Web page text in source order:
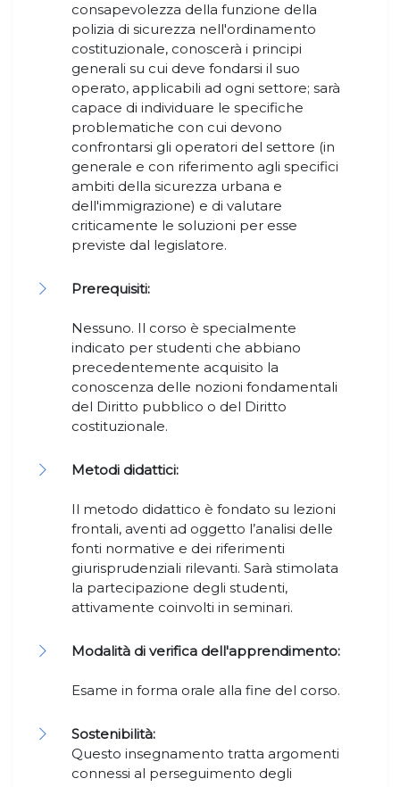
consapevolezza della funzione della
polizia di sicurezza nell'ordinamento
costituzionale, conoscerà i principi
generali su cui deve fondarsi il suo
operato, applicabili ad ogni settore; sarà
capace di individuare le specifiche
problematiche con cui devono
confrontarsi gli operatori del settore (in
generale e con riferimento agli specifici
ambiti della sicurezza urbana e
dell'immigrazione) e di valutare
criticamente le soluzioni per esse
previste dal legislatore.
Prerequisiti:
Nessuno. Il corso è specialmente
indicato per studenti che abbiano
precedentemente acquisito la
conoscenza delle nozioni fondamentali
del Diritto pubblico o del Diritto
costituzionale.
Metodi didattici:
Il metodo didattico è fondato su lezioni
frontali, aventi ad oggetto l’analisi delle
fonti normative e dei riferimenti
giurisprudenziali rilevanti. Sarà stimolata
la partecipazione degli studenti,
attivamente coinvolti in seminari.
Modalità di verifica dell'apprendimento:
Esame in forma orale alla fine del corso.
Sostenibilità:
Questo insegnamento tratta argomenti
connessi al perseguimento degli